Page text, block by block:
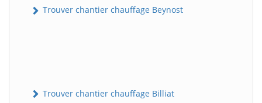
Trouver chantier chauffage Beynost
Trouver chantier chauffage Billiat